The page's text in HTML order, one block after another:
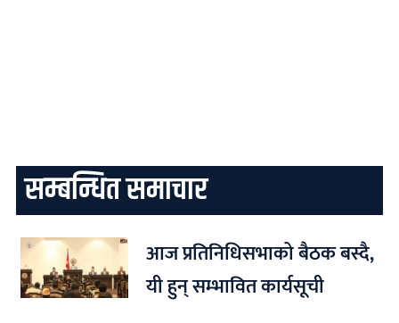
सम्बन्धित समाचार
आज प्रतिनिधिसभाको बैठक बस्दै,
यी हुन् सम्भावित कार्यसूची